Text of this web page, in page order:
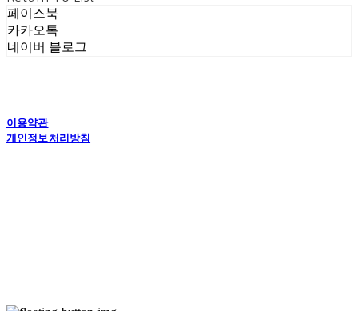
페이스북
카카오톡
네이버 블로그
이용약관
개인정보처리방침